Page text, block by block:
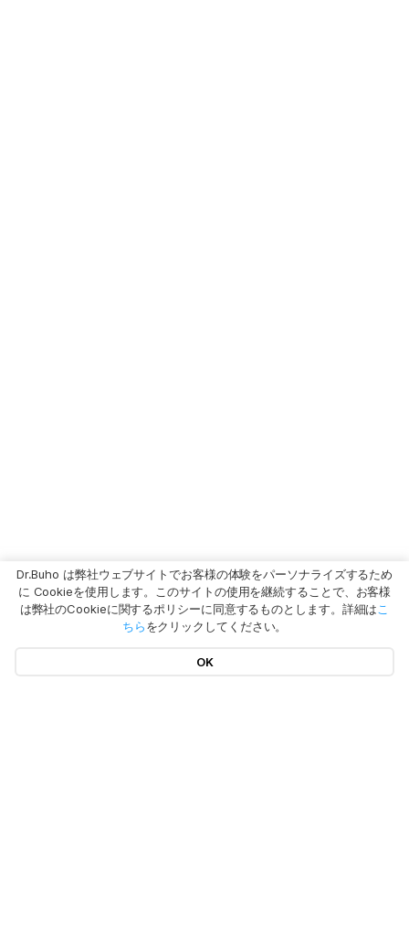
Dr.Buho は弊社ウェブサイトでお客様の体験をパーソナライズするため
に Cookieを使用します。このサイトの使用を継続することで、お客様
は弊社のCookieに関するポリシーに同意するものとします。詳細は こ
ちらをクリックしてください。
OK